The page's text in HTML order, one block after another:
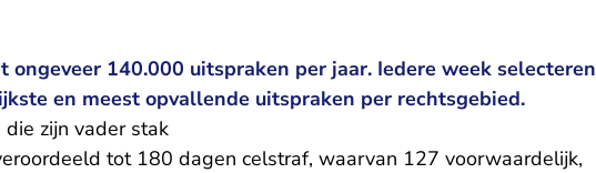
ongeveer 140.000 uitspraken per jaar. Iedere week selecteren
en meest opvallende uitspraken per rechtsgebied.
zijn vader stak
tot 180 dagen celstraf, waarvan 127 voorwaardelijk,